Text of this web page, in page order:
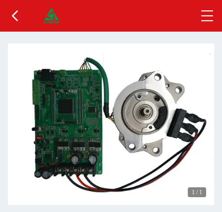
1 / 1